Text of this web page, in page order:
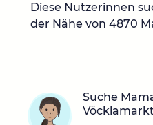
Diese Nutzerinnen
der Nähe von 4870
Suche